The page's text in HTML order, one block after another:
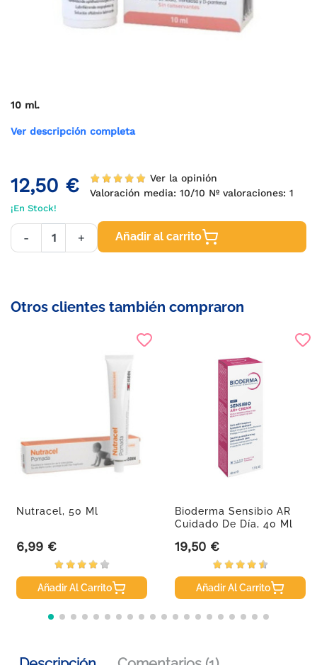
10 ml.
Ver descripción completa
12,50 €
Ver la opinión
Valoración media: 10/10 Nº valoraciones: 1
¡En Stock!
- + Añadir al carrito
Otros clientes también compraron
Nutracel, 50 Ml
Precio
6,99 €
Añadir Al Carrito
Bioderma Sensibio AR
Cuidado De Día, 40 Ml
Precio
19,50 €
Añadir Al Carrito